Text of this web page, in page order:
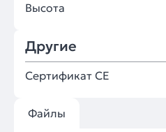
Высота
Другие
Сертификат CE
Файлы